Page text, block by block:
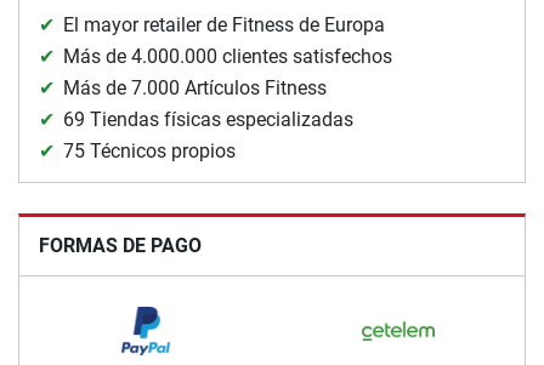
El mayor retailer de Fitness de Europa
Más de 4.000.000 clientes satisfechos
Más de 7.000 Artículos Fitness
69 Tiendas físicas especializadas
75 Técnicos propios
FORMAS DE PAGO